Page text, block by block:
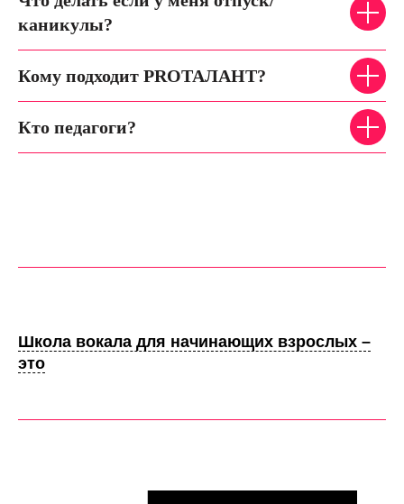
каникулы?
Кому подходит PROТАЛАНТ?
Кто педагоги?
Школа вокала для начинающих взрослых –
это